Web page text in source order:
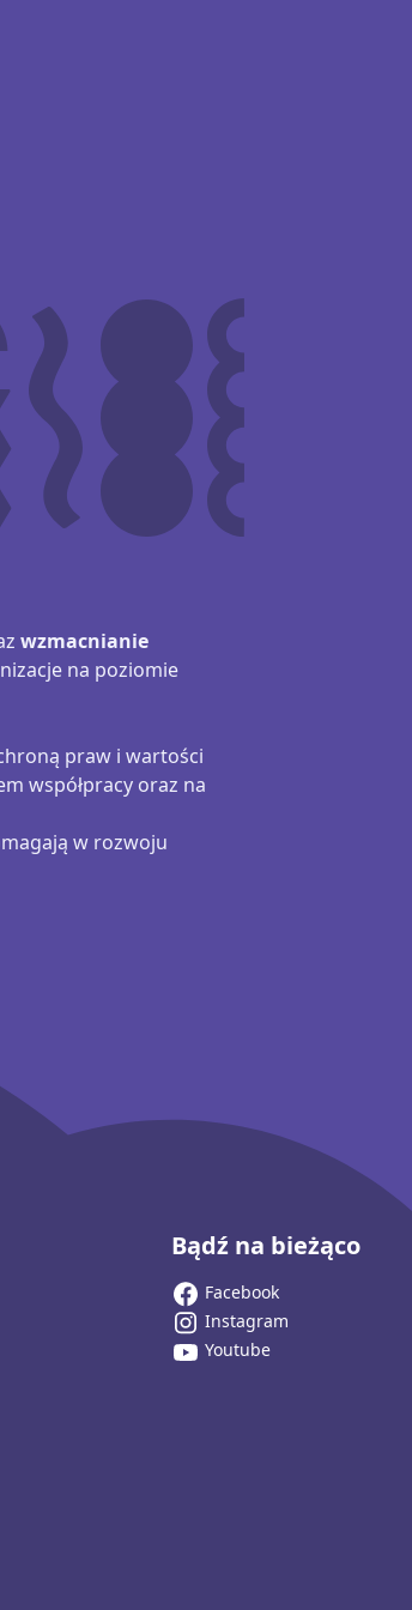
wzmacnianie
na poziomie
praw i wartości
współpracy oraz na
w rozwoju
Bądź na bieżąco
Facebook
Instagram
Youtube